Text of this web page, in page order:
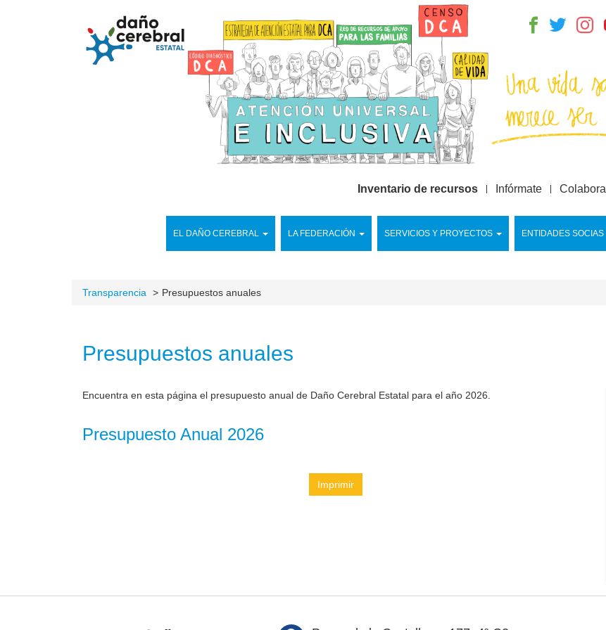
EL DAÑO CEREBRAL LA FEDERACIÓN SERVICIOS Y PROYECTOS ENTIDADES SOCIAS
Inventario de recursos Infórmate Colabora
Transparencia Presupuestos anuales
Presupuestos anuales
Encuentra en esta página el presupuesto anual de Daño Cerebral Estatal para el año 2026.
Presupuesto Anual 2026
Imprimir